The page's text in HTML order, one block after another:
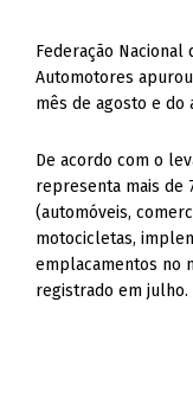
Federação Nacional
Automotores
mês de agosto e do
De acordo com o
representa mais de
(automóveis,
motocicletas,
emplacamentos no
registrado em julho.